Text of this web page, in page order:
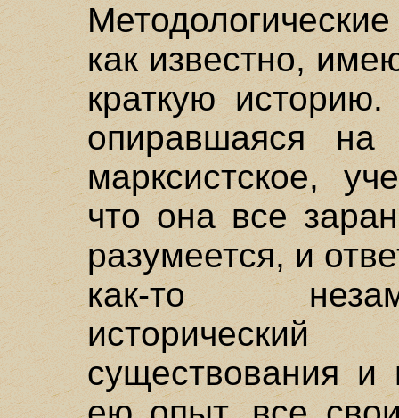
как известно,
краткую историю.
опиравшаяся на
марксистское,
что она все
разумеется, и
как-то
существования и